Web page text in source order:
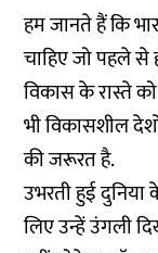
हम जानते हैं कि
चाहिए जो पहले से
विकास के रास्ते
भी विकासशील
की जरूरत है.
उभरती हुई
लिए उन्हें उंगली